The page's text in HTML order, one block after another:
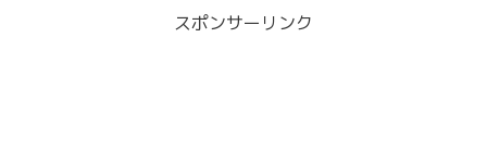
スポンサーリンク